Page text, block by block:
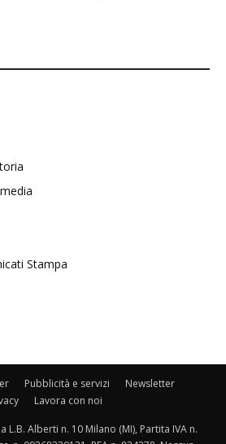
Stampa
Pubblicità e servizi
Newsletter
Lavora con noi
L.B. Alberti n. 10 Milano (MI), Partita IVA n.